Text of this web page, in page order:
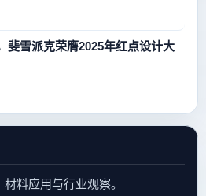
斐雪派克荣膺2025年红点设计大
料应用与行业观察。